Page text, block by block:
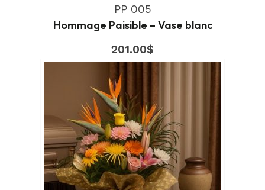
PP 005
Hommage Paisible – Vase blanc
201.00$